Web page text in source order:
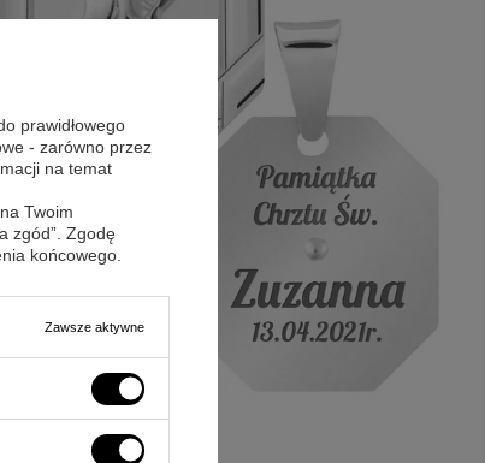
prawidłowego
- zarówno przez
na temat
Twoim
zgód”. Zgodę
końcowego.
Zawsze aktywne